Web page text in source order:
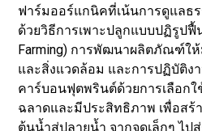
ฟาร์มออร์แกนิคที่เน้นการดูแล
ด้วยวิธีการเพาะปลูกแบบปฏิรูปฟื้
Farming) การพัฒนาผลิตภัณฑ์
และสิ่งแวดล้อม และการปฏิบัติง
คาร์บอนฟุตพรินต์ด้วยการเลือก
ฉลาดและมีประสิทธิภาพ เพื่อสร้
ต้นน้ำสู่ปลายน้ำ จากจุดเล็กๆ ไ